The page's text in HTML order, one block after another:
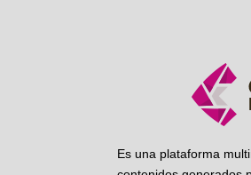
Es una plataforma